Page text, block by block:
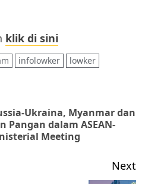
klik di sini
infolowker lowker
Ukraina, Myanmar dan
Pangan dalam ASEAN-
Meeting
Next